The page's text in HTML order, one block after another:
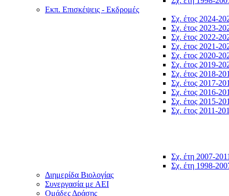
Εκπ. Επισκέψεις - Εκδρομές
Σχ. έτος 2024-
Σχ. έτος 2023-
Σχ. έτος 2022-
Σχ. έτος 2021-
Σχ. έτος 2020-
Σχ. έτος 2019-
Σχ. έτος 2018-
Σχ. έτος 2017-
Σχ. έτος 2016-
Σχ. έτος 2015-
Σχ. έτος 2011-
Σχ. έτη 2007-
Σχ. έτη 1998-
Διημερίδα Βιολογίας
Συνεργασία με ΑΕΙ
Ομάδες Δράσης